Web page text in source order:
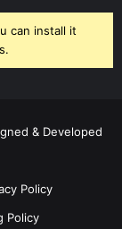
can install it
& Developed
Policy
Policy